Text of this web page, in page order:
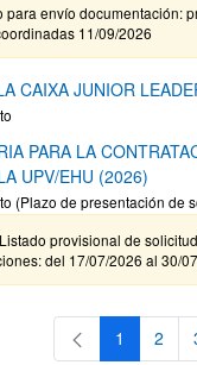
para envío documentación:
11/09/2026
CAIXA JUNIOR
PARA LA
UPV/EHU (2026)
(Plazo de presentación de
provisional de
del 17/07/2026 al 30/
Página
1 2